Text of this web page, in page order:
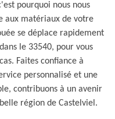
pourquoi nous nous
aux matériaux de votre
se déplace rapidement
le 33540, pour vous
Faites confiance à
personnalisé et une
contribuons à un avenir
région de Castelviel.